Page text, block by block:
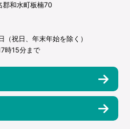
和水町板楠70
祝日、年末年始を除く）
時15分まで